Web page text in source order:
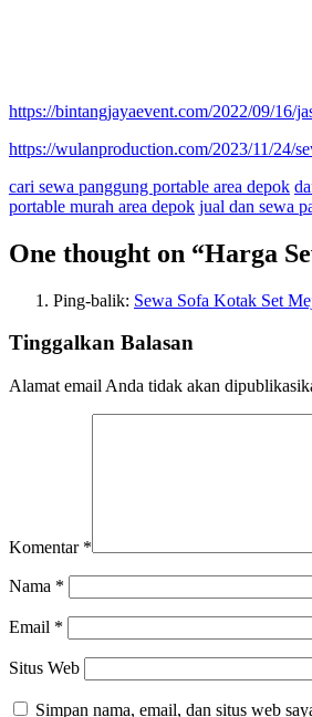
https://bintangjayaevent.com/2022/09/16/
https://wulanproduction.com/2023/11/24/
cari sewa panggung portable area depok
portable murah area depok jual dan sewa
One thought on “Harga
Ping-balik: Sewa Sofa Kotak Set
Tinggalkan Balasan
Alamat email Anda tidak akan
Komentar *
Nama *
Email *
Situs Web
Simpan nama, email, dan situs web